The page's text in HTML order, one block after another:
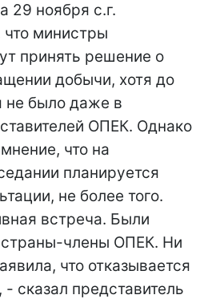
29 ноября с.г.
что министры
принять решение о
добычи, хотя до
не было даже в
ОПЕК. Однако
что на
планируется
не более того.
встреча. Были
члены ОПЕК. Ни
что отказывается
- сказал представитель